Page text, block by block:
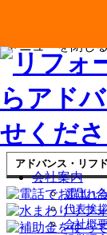
会社案内
選ばれ
代表挨
会社概
メニューを閉じ
アドバンス・リフ